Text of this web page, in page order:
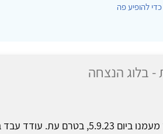
להופיע פה
- בלוג הנצחה
עודד וינטר, פסיכולוג קליני, הלך מעמנו ביום